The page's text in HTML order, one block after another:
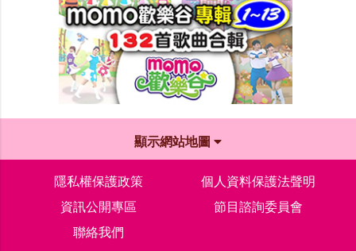
顯示網站地圖
隱私權保護政策
個人資料保護法聲明
資訊公開專區
節目諮詢委員會
聯絡我們